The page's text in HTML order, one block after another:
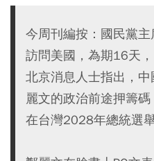
今周刊編按：國民黨
訪問美國，為期16天
北京消息人士指出，
麗文的政治前途押籌
在台灣2028年總統選舉